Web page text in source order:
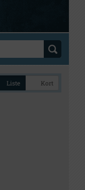
Liste Kort